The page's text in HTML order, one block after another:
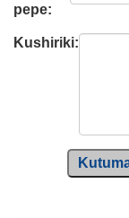
pepe:
Kushiriki: